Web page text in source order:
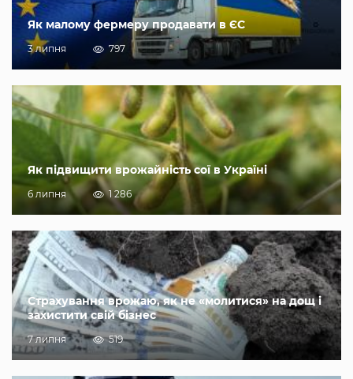
Як малому фермеру продавати в ЄС
3 липня 797
Як підвищити врожайність сої в Україні
6 липня 1 286
Страхування врожаю, як не «молитися» на дощ і
захистити свій бізнес
7 липня 519